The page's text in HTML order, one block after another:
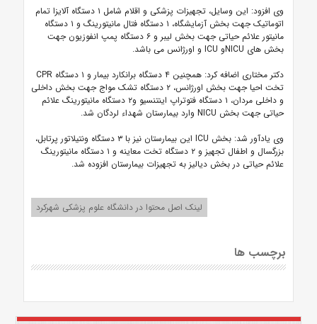
وی افزود: این وسایل، تجهیزات پزشکی و اقلام شامل ۱ دستگاه آلایزا تمام
اتوماتیک جهت بخش آزمایشگاه، ۱ دستگاه فتال مانیتورینگ و ۱ دستگاه
مانیتور علائم حیاتی جهت بخش لیبر و ۶ دستگاه پمپ انفوزیون جهت
بخش های NICUو ICU و اورژانس می باشد.
دکتر مختاری اضافه کرد: همچنین ۴ دستگاه برانکارد بیمار و ۱ دستگاه CPR
تخت احیا جهت بخش اورژانس، ۲ دستگاه تشک مواج جهت بخش داخلی
و داخلی مردان، ۱ دستگاه فتوتراپ اینتنسیو و۲ دستگاه مانیتورینگ علائم
حیاتی جهت بخش NICU وارد بیمارستان شهداء لردگان شد.
وی یادآور شد: بخش ICU این بیمارستان نیز با ۳ دستگاه ونتیلاتور پرتابل،
بزرگسال و اطفال تجهیز و ۲ دستگاه تخت معاینه و ۱ دستگاه مانیتورینگ
علائم حیاتی در بخش دیالیز به تجهیزات بیمارستان افزوده شد.
لینک اصل محتوا در دانشگاه علوم پزشکی شهرکرد
برچسب ها